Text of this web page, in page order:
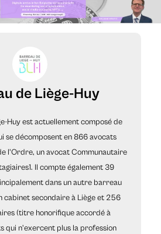
de Liège-Huy
Huy est actuellement composé de
se décomposent en 866 avocats
l'Ordre, un avocat Communautaire
Il compte également 39
dans un autre barreau
cabinet secondaire à Liège et 256
(titre honorifique accordé à
qui n'exercent plus la profession